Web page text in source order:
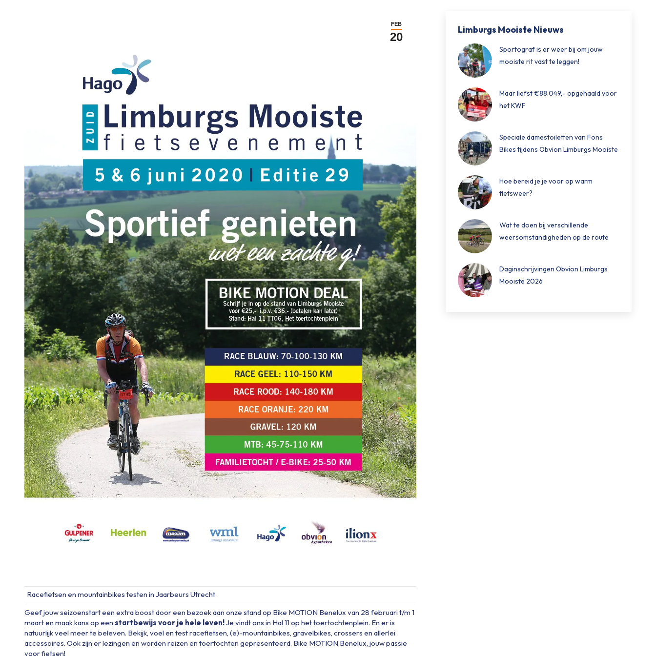
FEB
20
Racefietsen en mountainbikes testen in Jaarbeurs Utrecht
Geef jouw seizoenstart een extra boost door een bezoek aan onze stand op Bike MOTION Benelux van 28 februari t/m 1
maart en maak kans op een startbewijs voor je hele leven!Je vindt ons in Hal 11 op het toertochtenplein. En er is
natuurlijk veel meer te beleven. Bekijk, voel en test racefietsen, (e)-mountainbikes, gravelbikes, crossers en allerlei
accessoires. Ook zijn er lezingen en worden reizen en toertochten gepresenteerd. Bike MOTION Benelux, jouw passie
voor fietsen!
Limburgs Mooiste Nieuws
Sportograf is er weer bij om jouw
mooiste rit vast te leggen!
Maar liefst €88.049,- opgehaald voor
het KWF
Speciale damestoiletten van Fons
Bikes tijdens Obvion Limburgs Mooiste
Hoe bereid je je voor op warm
fietsweer?
Wat te doen bij verschillende
weersomstandigheden op de route
Daginschrijvingen Obvion Limburgs
Mooiste 2026